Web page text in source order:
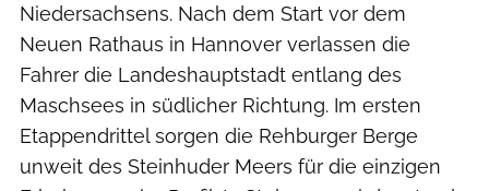
Niedersachsens. Nach dem Start vor dem
Neuen Rathaus in Hannover verlassen die
Fahrer die Landeshauptstadt entlang des
Maschsees in südlicher Richtung. Im ersten
Etappendrittel sorgen die Rehburger Berge
unweit des Steinhuder Meers für die einzigen